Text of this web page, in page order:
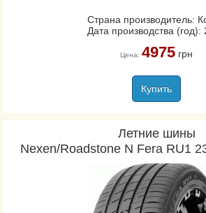
Страна производитель:
Дата производства (год):
Цена: 4975грн
Купить
Летние шины
Nexen/Roadstone N Fera RU1